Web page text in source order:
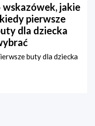
wskazówek, jakie
pierwsze
dla dziecka
buty dla dziecka